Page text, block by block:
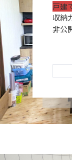
戸建
収納
非公